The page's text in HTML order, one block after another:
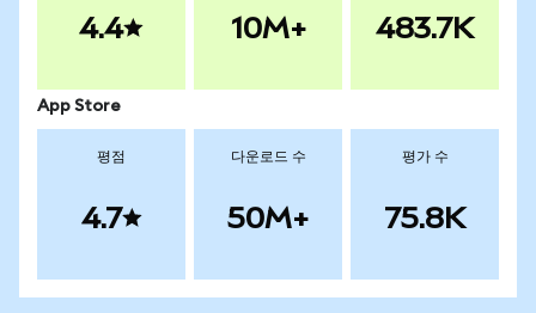
4.4 10M+ 483.7K
App Store
평점
4.7
다운로드 수
50M+
평가 수
75.8K